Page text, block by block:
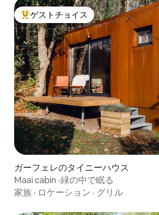
大好評のゲストチョイスです。
ゲストチョイス
ガーフェレのタイニーハウス
Maai cabin ·緑の中で眠る
家族 · ロケーション · グリル